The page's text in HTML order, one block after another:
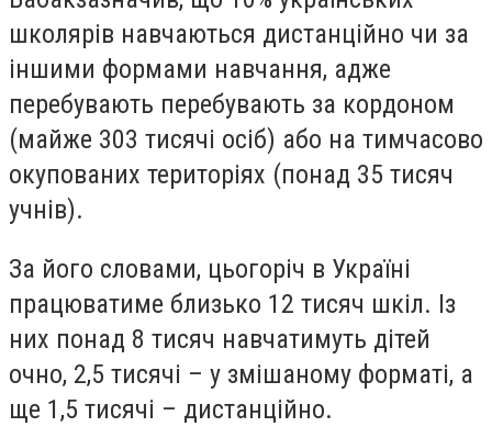
школярів навчаються дистанційно чи за
іншими формами навчання, адже
перебувають перебувають за кордоном
(майже 303 тисячі осіб) або на тимчасово
окупованих територіях (понад 35 тисяч
учнів).
За його словами, цьогоріч в Україні
працюватиме близько 12 тисяч шкіл. Із
них понад 8 тисяч навчатимуть дітей
очно, 2,5 тисячі – у змішаному форматі, а
ще 1,5 тисячі – дистанційно.